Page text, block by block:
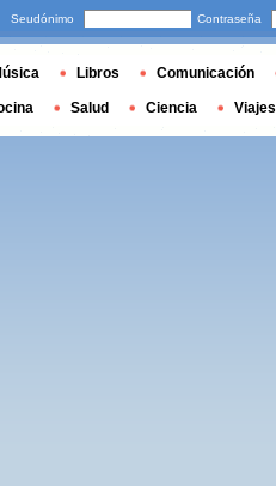
Seudónimo Contraseña
Libros Comunicación
Salud Ciencia Viajes